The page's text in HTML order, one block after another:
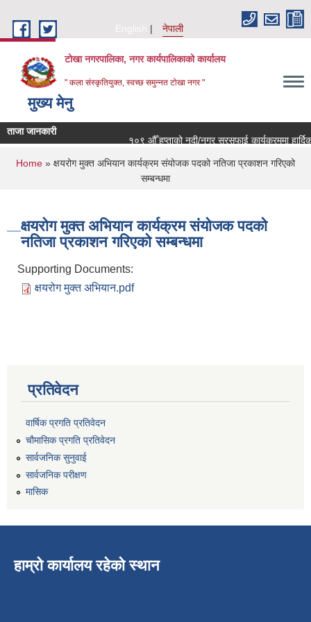
English
नेपाली
टोखा नगरपालिका, नगर कार्यपालिकाको कार्यालय
" कला संस्कृतियुक्त, स्वच्छ समुन्‍नत टोखा नगर "
मुख्य मेनु
ताजा जानकारी
१०९ औँ हप्ताको नदी/नगर सरसफाई कार्यक्रममा
You are here
Home » क्षयरोग मुक्त अभियान कार्यक्रम संयोजक पदको नतिजा प्रकाशन गरिएको
सम्बन्धमा
क्षयरोग मुक्त अभियान कार्यक्रम संयोजक पदको
नतिजा प्रकाशन गरिएको सम्बन्धमा
Supporting Documents:
क्षयरोग मुक्त अभियान.pdf
प्रतिवेदन
वार्षिक प्रगति प्रतिवेदन
चौमासिक प्रगति प्रतिवेदन
सार्वजनिक सुनुवाई
सार्वजनिक परीक्षण
मासिक
हाम्रो कार्यालय रहेको स्थान